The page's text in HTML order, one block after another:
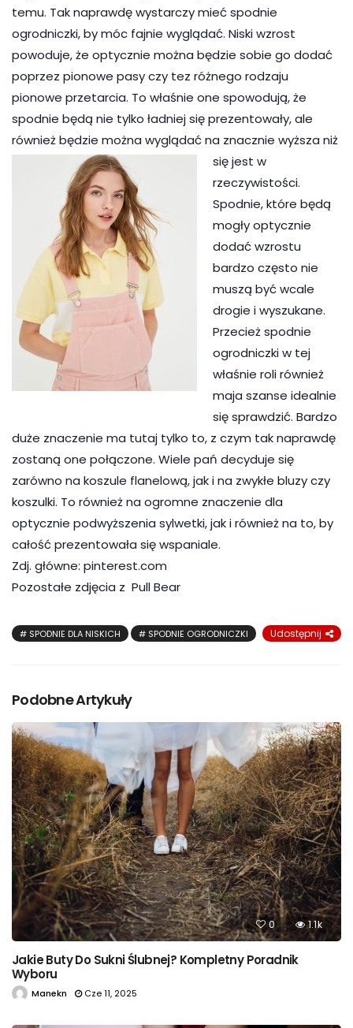
temu. Tak naprawdę wystarczy mieć spodnie
ogrodniczki, by móc fajnie wyglądać. Niski wzrost
powoduje, że optycznie można będzie sobie go dodać
poprzez pionowe pasy czy tez różnego rodzaju
pionowe przetarcia. To właśnie one spowodują, że
spodnie będą nie tylko ładniej się prezentowały, ale
również będzie można wyglądać na znacznie wyższa niż
się jest w
rzeczywistości.
Spodnie, które będą
mogły optycznie
dodać wzrostu
bardzo często nie
muszą być wcale
drogie i wyszukane.
Przecież spodnie
ogrodniczki w tej
właśnie roli również
maja szanse idealnie
się sprawdzić. Bardzo
duże znaczenie ma tutaj tylko to, z czym tak naprawdę
zostaną one połączone. Wiele pań decyduje się
zarówno na koszule flanelową, jak i na zwykłe bluzy czy
koszulki. To również na ogromne znaczenie dla
optycznie podwyższenia sylwetki, jak i również na to, by
całość prezentowała się wspaniale.
Zdj. główne: pinterest.com
Pozostałe zdjęcia z Pull Bear
SPODNIE DLA NISKICH SPODNIE OGRODNICZKI Udostępnij
Podobne Artykuły
0 1.1k
Jakie Buty Do Sukni Ślubnej? Kompletny Poradnik
Wyboru
Manekn Cze 11, 2025